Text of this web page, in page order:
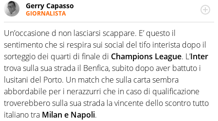
Gerry Capasso
GIORNALISTA
Per lui gli sport americani non hanno segreti: basket,
football, baseball e la capacità innata di trovare la notizia
dove altri non vedono granché
Un’occasione d non lasciarsi scappare. E’ questo il
sentimento che si respira sui social del tifo interista dopo il
sorteggio dei quarti di finale di Champions League. L’Inter
trova sulla sua strada il Benfica, subito dopo aver battuto i
lusitani del Porto. Un match che sulla carta sembra
abbordabile per i nerazzurri che in caso di qualificazione
troverebbero sulla sua strada la vincente dello scontro tutto
italiano tra Milan e Napoli.